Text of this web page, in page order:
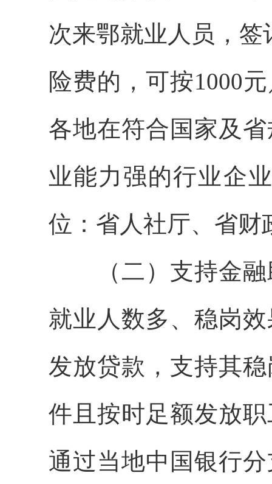
次来鄂就业人员，
险费的，可按1000
各地在符合国家及
业能力强的行业企
位：省人社厅、省财
（二）支持金融
就业人数多、稳岗
发放贷款，支持其
件且按时足额发放
通过当地中国银行